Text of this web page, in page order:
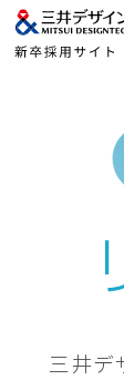
採用
三井デ